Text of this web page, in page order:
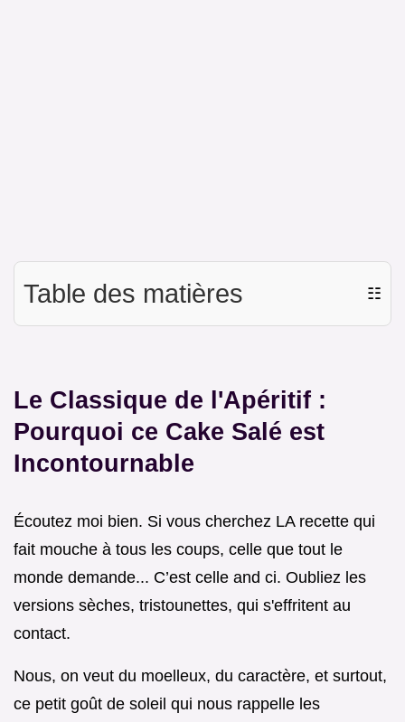
Table des matières ☷
Le Classique de l'Apéritif :
Pourquoi ce Cake Salé est
Incontournable
Écoutez moi bien. Si vous cherchez LA recette qui
fait mouche à tous les coups, celle que tout le
monde demande... C’est celle and ci. Oubliez les
versions sèches, tristounettes, qui s'effritent au
contact.
Nous, on veut du moelleux, du caractère, et surtout,
ce petit goût de soleil qui nous rappelle les